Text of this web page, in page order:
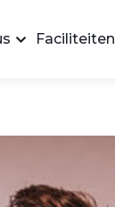
Faciliteiten